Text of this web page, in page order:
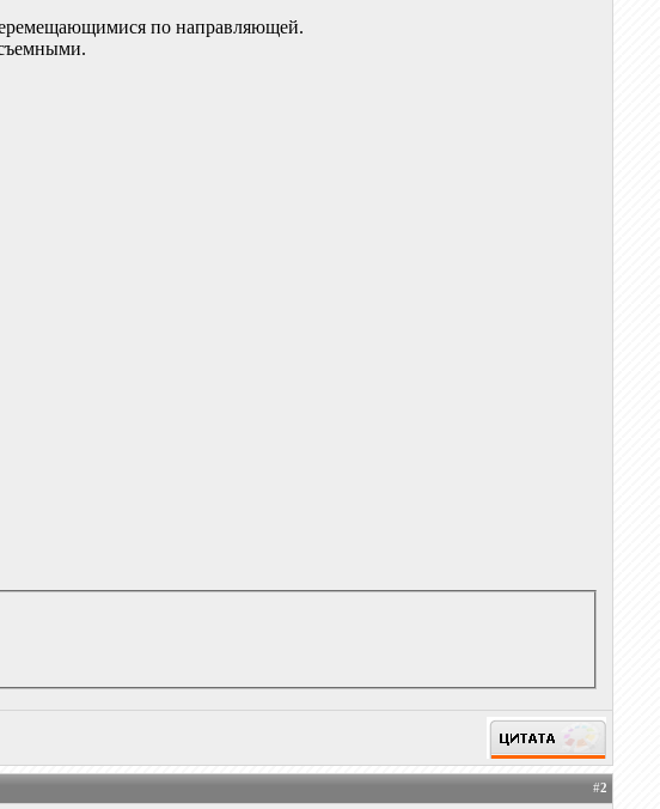
по направляющей.
#2